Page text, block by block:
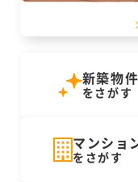
新築物件
をさがす
マンショ
をさがす